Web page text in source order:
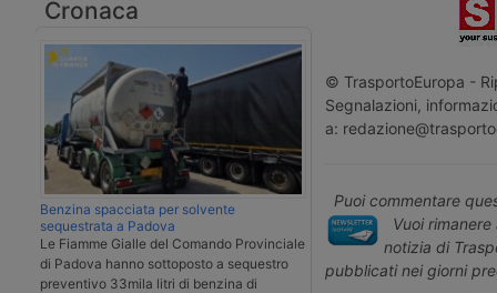
Cronaca
Benzina spacciata per solvente
sequestrata a Padova
Le Fiamme Gialle del Comando Provinciale
di Padova hanno sottoposto a sequestro
preventivo 33mila litri di benzina di
© TrasportoEuropa -
Segnalazioni,
a:
Puoi commentare
Vuoi
notizia di
pubblicati nei giorni